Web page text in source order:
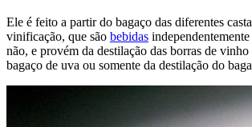
Ele é feito a partir do bagaço das diferentes
vinificação, que são bebidas
não, e provém da destilação das borras de vinho
bagaço de uva ou somente da destilação do